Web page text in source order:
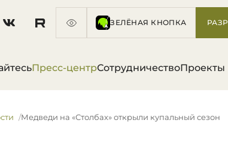
ЗЕЛЁНАЯ КНОПКА
Пресс-центрСотрудничествоПроекты
​Медведи на «Столбах» открыли купальный сезон